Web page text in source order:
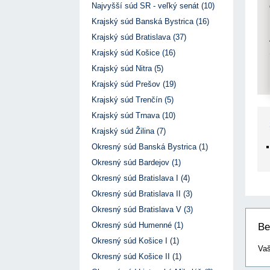
ÚVO automatizuje zápis do Zoznamu
hospodárskych subjektov
Týždenný súhrn výstupov ÚVO za 27. týždeň
17. 7. 2026
Úrad pre verejné obstarávanie
Zelené obstarávanie naráža na bariéry aj obavy
8. 7. 2026
Úrad pre verejné obstarávanie
prezentáciu kultúr...
22. 1. 2026
Otvorenie výzvy na
Výzva na poskytnutie
Najvyšší súd SR - veľký senát (10)
Krajský súd Banská Bystrica (16)
Krajský súd Bratislava (37)
Krajský súd Košice (16)
Krajský súd Nitra (5)
Krajský súd Prešov (19)
Krajský súd Trenčín (5)
Krajský súd Trnava (10)
Krajský súd Žilina (7)
Okresný súd Banská Bystrica (1)
Okresný súd Bardejov (1)
Okresný súd Bratislava I (4)
Okresný súd Bratislava II (3)
Okresný súd Bratislava V (3)
Okresný súd Humenné (1)
Okresný súd Košice I (1)
Okresný súd Košice II (1)